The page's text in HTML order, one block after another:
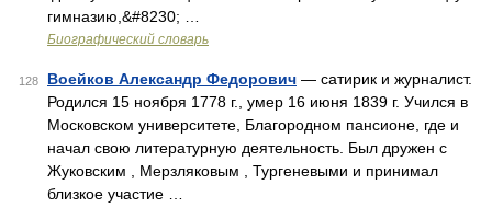
гимназию,&#8230; …
Биографический словарь
128 Воейков Александр Федорович — сатирик и журналист.
Родился 15 ноября 1778 г., умер 16 июня 1839 г. Учился в
Московском университете, Благородном пансионе, где и
начал свою литературную деятельность. Был дружен с
Жуковским , Мерзляковым , Тургеневыми и принимал
близкое участие …